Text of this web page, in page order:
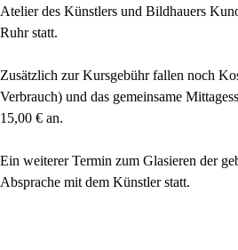
Atelier des Künstlers und Bildhauers
Ruhr statt.
Zusätzlich zur Kursgebühr fallen noch
Verbrauch) und das gemeinsame
15,00 € an.
Ein weiterer Termin zum Glasieren der
Absprache mit dem Künstler statt.